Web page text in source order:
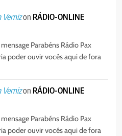
Vernizon RÁDIO-ONLINE
Parabéns Rádio Pax
poder ouvir vocês aqui de fora
Vernizon RÁDIO-ONLINE
Parabéns Rádio Pax
poder ouvir vocês aqui de fora